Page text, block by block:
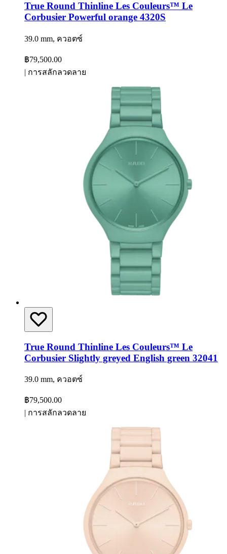
True Round Thinline Les Couleurs™ Le
Corbusier Powerful orange 4320S
39.0 mm, ควอตซ์
฿79,500.00
| การสลักลวดลาย
True Round Thinline Les Couleurs™ Le
Corbusier Slightly greyed English green 32041
39.0 mm, ควอตซ์
฿79,500.00
การสลักลวดลาย